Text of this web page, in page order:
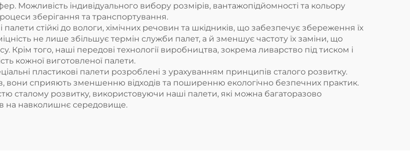
на
та як
штабелювання, на
стелажах та як
плоска основа.
Можливість індивідуального вибору розмірів, вантажопідйомності та кольору
зберігання та транспортування.
палети стійкі до вологи, хімічних речовин та шкідників, що забезпечує збереження їх
не лише збільшує термін служби палет, а й зменшує частоту їх заміни, що
того, наші передові технології виробництва, зокрема ливарство під тиском і
кожної виготовленої палети.
пластикові палети розроблені з урахуванням принципів сталого розвитку.
вони сприяють зменшенню відходів та поширенню екологічно безпечних практик.
сталому розвитку, використовуючи наші палети, які можна багаторазово
на навколишнє середовище.